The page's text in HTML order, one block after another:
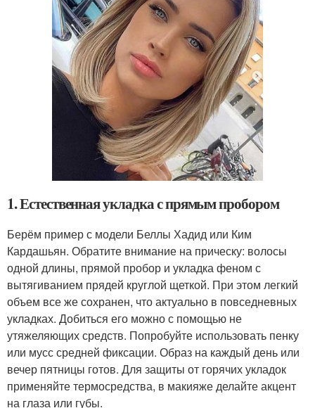
1. Естественная укладка с прямым пробором
Берём пример с модели Беллы Хадид или Ким
Кардашьян. Обратите внимание на прическу: волосы
одной длины, прямой пробор и укладка феном с
вытягиванием прядей круглой щеткой. При этом легкий
объем все же сохранен, что актуально в повседневных
укладках. Добиться его можно с помощью не
утяжеляющих средств. Попробуйте использовать пенку
или мусс средней фиксации. Образ на каждый день или
вечер пятницы готов. Для защиты от горячих укладок
применяйте термосредства, в макияже делайте акцент
на глаза или губы.